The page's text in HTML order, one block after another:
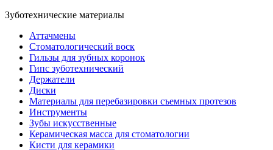
Зуботехнические материалы
Аттачмены
Стоматологический воск
Гильзы для зубных коронок
Гипс зуботехнический
Держатели
Диски
Материалы для перебазировки съемных протезов
Инструменты
Зубы искусственные
Керамическая масса для стоматологии
Кисти для керамики